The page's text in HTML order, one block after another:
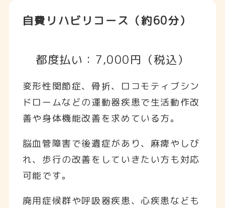
自費リハビリコース（約60分）
都度払い：7,000円（税込）
変形性関節症、骨折、ロコモティブシン
ドロームなどの運動器疾患で生活動作改
善や身体機能改善を求めている方。
脳血管障害で後遺症があり、麻痺やしび
れ、歩行の改善をしていきたい方も対応
可能です。
廃用症候群や呼吸器疾患、心疾患なども